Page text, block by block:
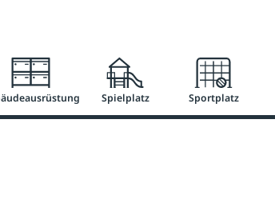
50 €
Spielplatz Sportplatz